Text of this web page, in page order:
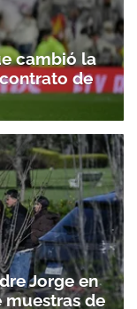
cambió la
de
Jorge en
muestras de